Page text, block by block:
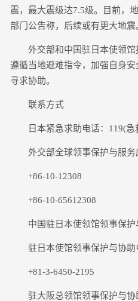
震，最大震级达7.5级。目前，
部门公告称，后续或有更大地震
外交部和中国驻日本使领馆
遵循当地避难指令，加强自身
寻求协助。
联系方式
日本紧急求助电话：119(急
外交部全球领事保护与服务
+86-10-12308
+86-10-65612308
中国驻日本使领馆领事保护
驻日本使馆领事保护与协助
+81-3-6450-2195
驻大阪总领馆领事保护与协